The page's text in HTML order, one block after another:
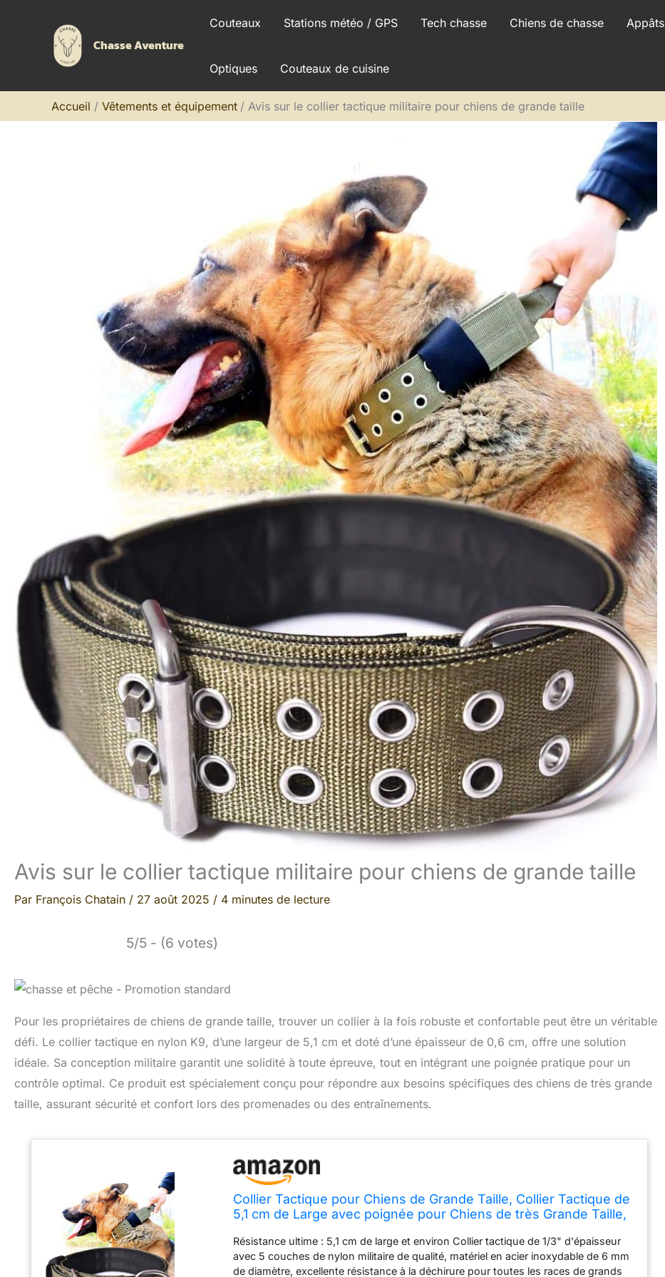
Chasse Aventure
Couteaux Stations météo / GPS Tech chasse Chiens de chasse Appâts
Optiques Couteaux de cuisine
Accueil Vêtements et équipement Avis sur le collier tactique militaire pour chiens de grande taille
Avis sur le collier tactique militaire pour chiens de grande taille
Par François Chatain / 27 août 2025 / 4 minutes de lecture
5/5 - (6 votes)
Pour les propriétaires de chiens de grande taille, trouver un collier à la fois robuste et confortable peut être un véritable
défi. Le collier tactique en nylon K9, d’une largeur de 5,1 cm et doté d’une épaisseur de 0,6 cm, offre une solution
idéale. Sa conception militaire garantit une solidité à toute épreuve, tout en intégrant une poignée pratique pour un
contrôle optimal. Ce produit est spécialement conçu pour répondre aux besoins spécifiques des chiens de très grande
taille, assurant sécurité et confort lors des promenades ou des entraînements.
Collier Tactique pour Chiens de Grande Taille, Collier Tactique de
5,1 cm de Large avec poignée pour Chiens de très Grande Taille,
K9
Résistance ultime : 5,1 cm de large et environ Collier tactique de 1/3" d'épaisseur
avec 5 couches de nylon militaire de qualité, matériel en acier inoxydable de 6 mm
de diamètre, excellente résistance à la déchirure pour toutes les races de grands